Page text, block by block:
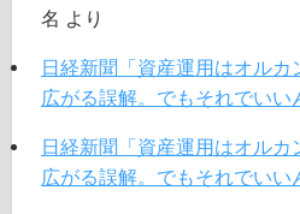
名 より
日経新聞「資産運用はオルカ
広がる誤解。でもそれでいい
日経新聞「資産運用はオルカ
広がる誤解。でもそれでいい